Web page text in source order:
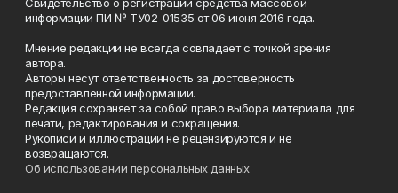
информации ПИ № ТУ02-01535 от 06 июня 2016 года.
Мнение редакции не всегда совпадает с точкой зрения
автора.
Авторы несут ответственность за достоверность
предоставленной информации.
Редакция сохраняет за собой право выбора материала для
печати, редактирования и сокращения.
Рукописи и иллюстрации не рецензируются и не
возвращаются.
Об использовании персональных данных